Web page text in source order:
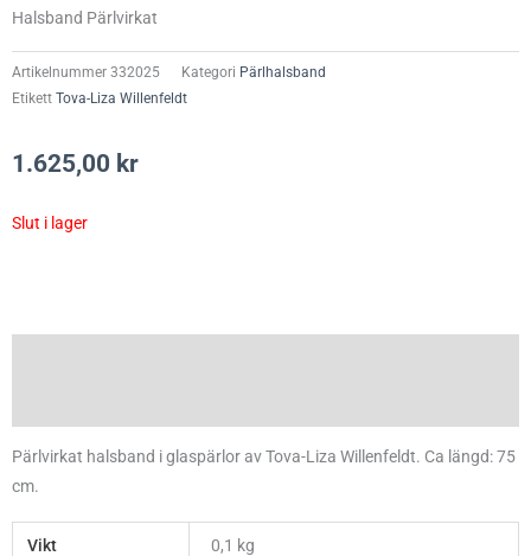
Halsband Pärlvirkat
Artikelnummer 332025 Kategori Pärlhalsband
Etikett Tova-Liza Willenfeldt
1.625,00 kr
Slut i lager
Pärlvirkat halsband i glaspärlor av Tova-Liza Willenfeldt. Ca längd: 75
cm.
Vikt 0,1 kg